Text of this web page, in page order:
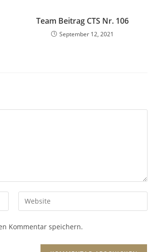
Team Beitrag CTS Nr. 106
September 12, 2021
Kommentar speichern.